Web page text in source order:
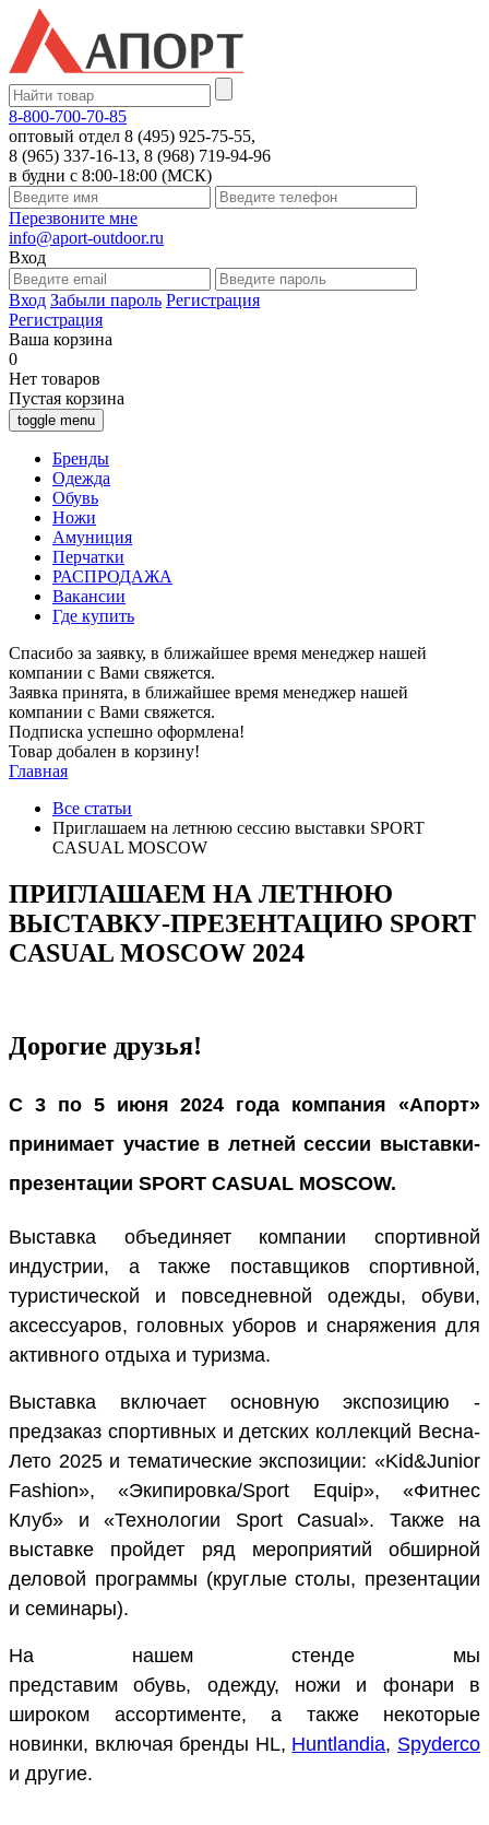
8-800-700-70-85
оптовый отдел 8 (495) 925-75-55,
8 (965) 337-16-13, 8 (968) 719-94-96
в будни с 8:00-18:00 (МСК)
Перезвоните мне
info@aport-outdoor.ru
Вход
Вход Забыли пароль Регистрация
Регистрация
Ваша корзина
0
Нет товаров
Пустая корзина
toggle menu
Бренды
Одежда
Обувь
Ножи
Амуниция
Перчатки
РАСПРОДАЖА
Вакансии
Где купить
Спасибо за заявку, в ближайшее время менеджер нашей
компании с Вами свяжется.
Заявка принята, в ближайшее время менеджер нашей
компании с Вами свяжется.
Подписка успешно оформлена!
Товар добален в корзину!
Главная
Все статьи
Приглашаем на летнюю сессию выставки SPORT
CASUAL MOSCOW
ПРИГЛАШАЕМ НА ЛЕТНЮЮ
ВЫСТАВКУ-ПРЕЗЕНТАЦИЮ SPORT
CASUAL MOSCOW 2024
Дорогие друзья!
С 3 по 5 июня 2024 года компания «Апорт»
принимает участие в летней сессии выставки-
презентации SPORT CASUAL MOSCOW.
Выставка объединяет компании спортивной
индустрии, а также поставщиков спортивной,
туристической и повседневной одежды, обуви,
аксессуаров, головных уборов и снаряжения для
активного отдыха и туризма.
Выставка включает основную экспозицию -
предзаказ спортивных и детских коллекций Весна-
Лето 2025 и тематические экспозиции: «Kid&Junior
Fashion», «Экипировка/Sport Equip», «Фитнес
Клуб» и «Технологии Sport Casual». Также на
выставке пройдет ряд мероприятий обширной
деловой программы (круглые столы, презентации
и семинары).
На нашем стенде мы
представим обувь, одежду, ножи и фонари в
широком ассортименте, а также некоторые
новинки, включая бренды HL, Huntlandia, Spyderco
и другие.